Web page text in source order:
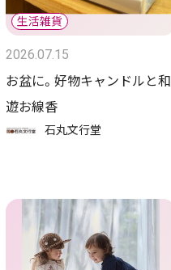
2026.07.15
お盆に。好物キャンドルと和
遊お線香
石丸文行堂